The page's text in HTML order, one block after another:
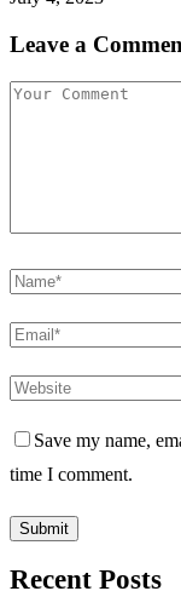
Leave a
Save my name,
time I comment.
Recent Posts